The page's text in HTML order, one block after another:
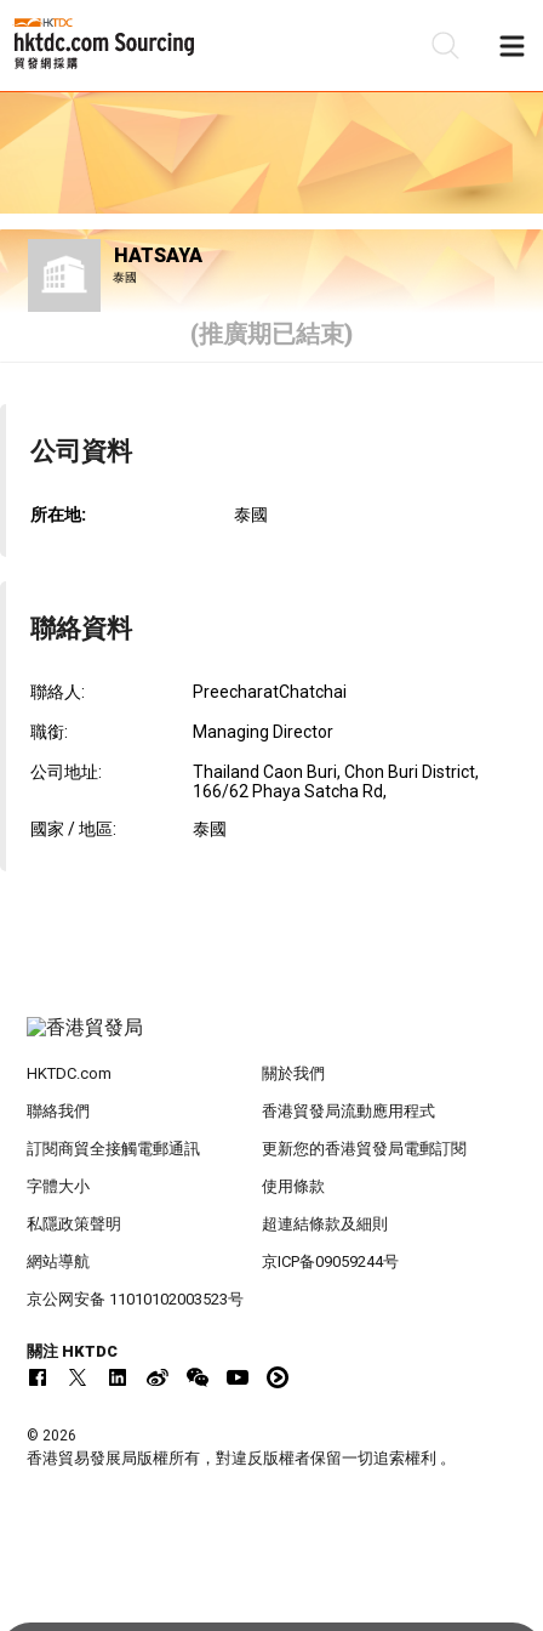
HATSAYA
泰國
(推廣期已結束)
公司資料
所在地: 泰國
聯絡資料
聯絡人: PreecharatChatchai
職銜: Managing Director
公司地址:
Thailand Caon Buri, Chon Buri District,
166/62 Phaya Satcha Rd,
國家 / 地區:
泰國
HKTDC.com 關於我們
聯絡我們 香港貿發局流動應用程式
訂閱商貿全接觸電郵通訊 更新您的香港貿發局電郵訂閱
字體大小 使用條款
私隱政策聲明 超連結條款及細則
網站導航 京ICP备09059244号
京公网安备 11010102003523号
關注 HKTDC
© 2026
香港貿易發展局版權所有，對違反版權者保留一切追索權利 。